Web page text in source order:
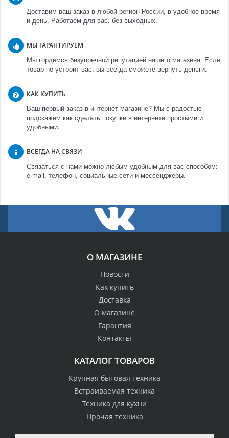
Доставим ваш заказ в любой регион России, в удобное время
и день. Работаем для вас, без выходных.
МЫ ГАРАНТИРУЕМ
Мы гордимся безупречной репутацией нашего магазина. Если
товар не устроит вас, вы всегда сможете вернуть деньги.
КАК КУПИТЬ
Ваш первый заказ в интернет-магазине? Мы с радостью
подскажем как сделать покупки в интернете простыми и
удобными.
ВСЕГДА НА СВЯЗИ
Связаться с нами можно любым удобным для вас способом:
e-mail, телефон, социальные сети и мессенджеры.
О МАГАЗИНЕ
Новости
Как купить
Доставка
О магазине
Гарантия
Контакты
КАТАЛОГ ТОВАРОВ
Крупная бытовая техника
Встраиваемая техника
Техника для кухни
Прочая техника